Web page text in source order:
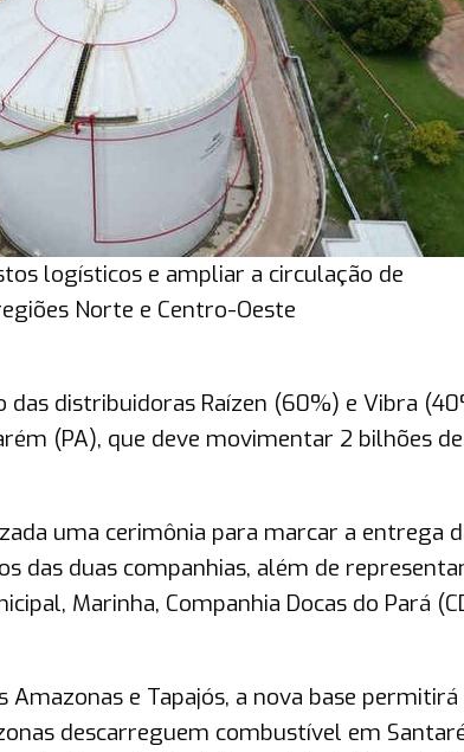
logísticos e ampliar a circulação de
Norte e Centro-Oeste
distribuidoras Raízen (60%) e Vibra
(PA), que deve movimentar 2 bilhões
uma cerimônia para marcar a entrega
das duas companhias, além de
Marinha, Companhia Docas do Pará
e Tapajós, a nova base
descarreguem combustível em